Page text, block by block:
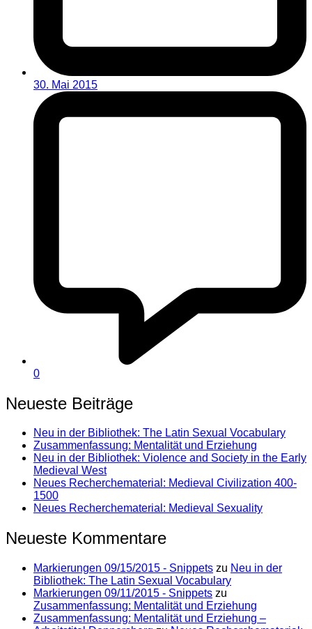
30. Mai 2015
0
Neueste Beiträge
Neu in der Bibliothek: The Latin Sexual Vocabulary
Zusammenfassung: Mentalität und Erziehung
Neu in der Bibliothek: Violence and Society in the Early
Medieval West
Neues Recherchematerial: Medieval Civilization 400-
1500
Neues Recherchematerial: Medieval Sexuality
Neueste Kommentare
Markierungen 09/15/2015 - Snippets zu Neu in der
Bibliothek: The Latin Sexual Vocabulary
Markierungen 09/11/2015 - Snippets zu
Zusammenfassung: Mentalität und Erziehung
Zusammenfassung: Mentalität und Erziehung –